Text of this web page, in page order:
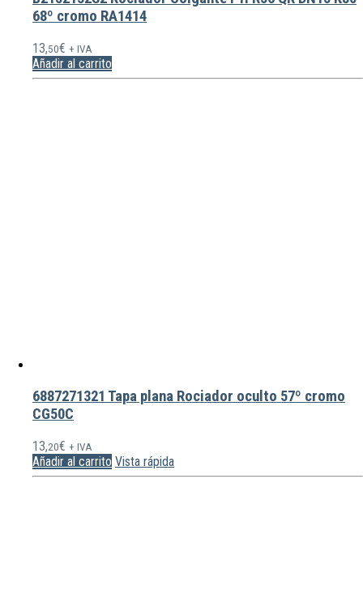
68º cromo RA1414
13,50€ + IVA
Añadir al carrito
6887271321 Tapa plana Rociador oculto 57º cromo
CG50C
13,20€ + IVA
Añadir al carrito Vista rápida